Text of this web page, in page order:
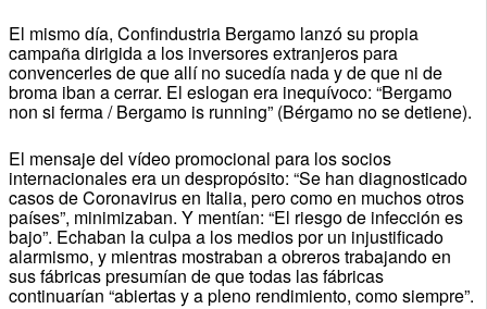
El mismo día, Confindustria Bergamo lanzó su propia
campaña dirigida a los inversores extranjeros para
convencerles de que allí no sucedía nada y de que ni de
broma iban a cerrar. El eslogan era inequívoco: “Bergamo
non si ferma / Bergamo is running” (Bérgamo no se detiene).
El mensaje del vídeo promocional para los socios
internacionales era un despropósito: “Se han diagnosticado
casos de Coronavirus en Italia, pero como en muchos otros
países”, minimizaban. Y mentían: “El riesgo de infección es
bajo”. Echaban la culpa a los medios por un injustificado
alarmismo, y mientras mostraban a obreros trabajando en
sus fábricas presumían de que todas las fábricas
continuarían “abiertas y a pleno rendimiento, como siempre”.